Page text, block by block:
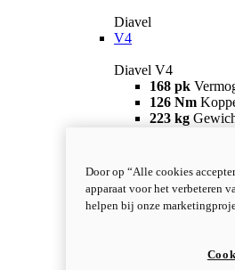
Diavel
V4
Diavel V4
168 pk
126 Nm
223 kg
newV4 RS
Diavel V4 RS
182 pk
i
Door op “Alle cookies
apparaat voor het verbeteren
helpen bij onze